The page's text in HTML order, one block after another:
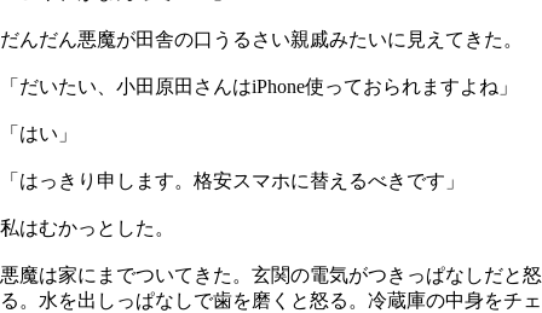
だんだん悪魔が田舎の口うるさい親戚みたいに見えてきた。
「だいたい、小田原田さんはiPhone使っておられますよね」
「はい」
「はっきり申します。格安スマホに替えるべきです」
私はむかっとした。
悪魔は家にまでついてきた。玄関の電気がつきっぱなしだと怒
る。水を出しっぱなしで歯を磨くと怒る。冷蔵庫の中身をチェ